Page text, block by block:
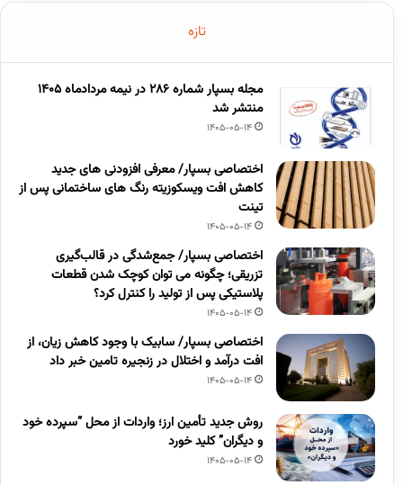
تازه
مجله بسپار شماره 286 در نیمه مردادماه 1405
منتشر شد
1405-05-14
اختصاصی بسپار/ معرفی افزودنی های جدید
کاهش افت ویسکوزیته رنگ های ساختمانی پس از
تینت
1405-05-14
اختصاصی بسپار/ جمع‌شدگی در قالب‌گیری
تزریقی؛ چگونه می توان کوچک شدن قطعات
پلاستیکی پس از تولید را کنترل کرد؟
1405-05-14
اختصاصی بسپار/ سابیک با وجود کاهش زیان، از
افت درآمد و اختلال در زنجیره تامین خبر داد
1405-05-14
روش جدید تأمین ارز؛ واردات از محل “سپرده خود
و دیگران” کلید خورد
1405-05-14